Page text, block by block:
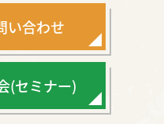
い合わせ
(セミナー)